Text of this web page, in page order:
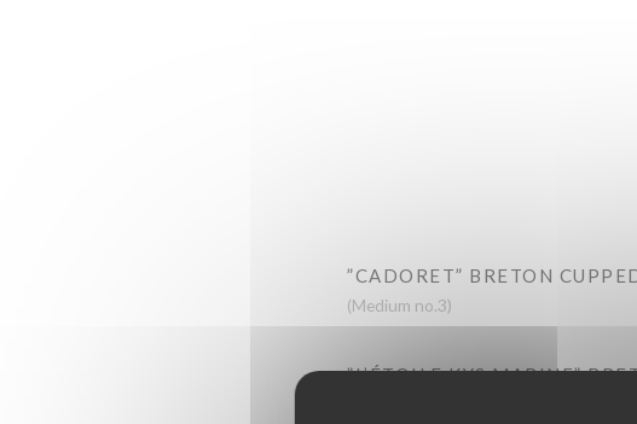
”CADORET” BRETON
(Medium no.3)
”L’ÉTOILE KYS MARINE”